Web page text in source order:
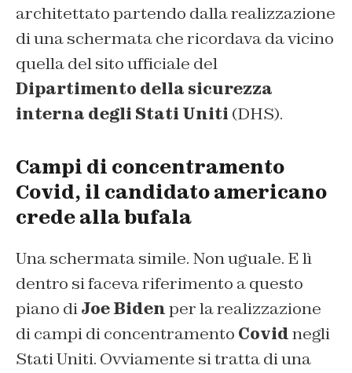
architettato partendo dalla realizzazione
di una schermata che ricordava da vicino
quella del sito ufficiale del
Dipartimento della sicurezza
interna degli Stati Uniti (DHS).
Campi di concentramento
Covid, il candidato americano
crede alla bufala
Una schermata simile. Non uguale. E lì
dentro si faceva riferimento a questo
piano diJoe Bidenper la realizzazione
di campi di concentramento Covidnegli
Stati Uniti. Ovviamente si tratta di una